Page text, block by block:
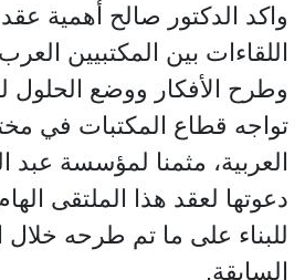
واكد الدكتور صالح أهمية
اللقاءات بين المكتبيين
وطرح الأفكار ووضع الحلول
تواجه قطاع المكتبات في
العربية، مثمنا لمؤسسة عبد
دعوتها لعقد هذا الملتقى
للبناء على ما تم طرحه خلال
السابقة.